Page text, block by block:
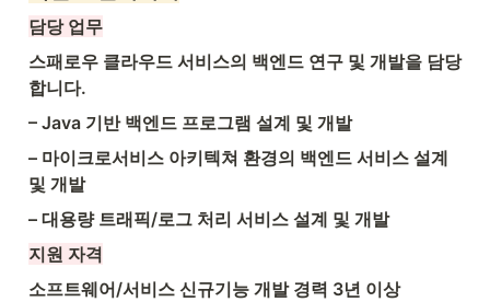
담당 업무
스패로우 클라우드 서비스의 백엔드 연구 및 개발을 담당
합니다.
– Java 기반 백엔드 프로그램 설계 및 개발
– 마이크로서비스 아키텍쳐 환경의 백엔드 서비스 설계
및 개발
– 대용량 트래픽/로그 처리 서비스 설계 및 개발
지원 자격
소프트웨어/서비스 신규기능 개발 경력 3년 이상